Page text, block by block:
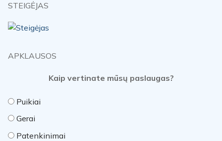
STEIGĖJAS
APKLAUSOS
Kaip vertinate mūsų paslaugas?
Puikiai
Gerai
Patenkinimai